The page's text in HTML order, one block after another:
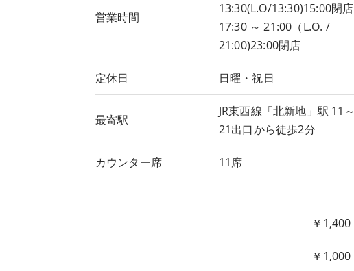
営業時間
13:30(L.O/13:30)15:00閉店
17:30 ～ 21:00（L.O. /
21:00)23:00閉店
定休日 日曜・祝日
最寄駅
JR東西線「北新地」駅 11
21出口から徒歩2分
カウンター席 11席
￥
￥